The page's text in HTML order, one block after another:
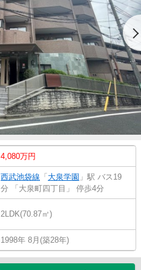
4,080万円
西武池袋線 「 大泉学園 」駅 バス19
分 「大泉町四丁目」 停歩4分
2LDK(70.87㎡)
1998年 8月(築28年)